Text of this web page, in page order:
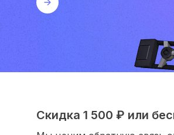
Скидка 1 500 ₽ или